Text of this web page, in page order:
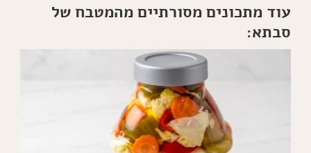
עוד מתכונים מסורתיים מהמטבח של
סבתא: